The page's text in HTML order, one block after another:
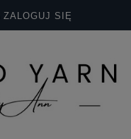
ZALOGUJ SIĘ